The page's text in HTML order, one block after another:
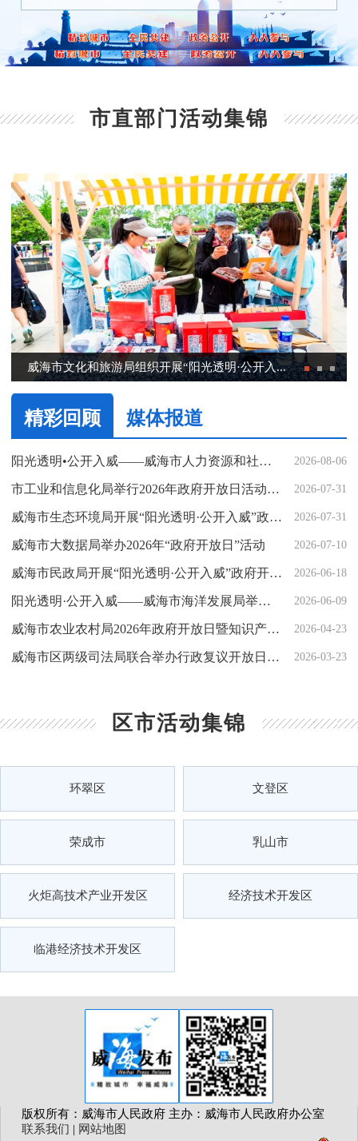
【2026.7.29上午 9：30】 威海市工业
和信息化局2026年“政府开放日”活动
0631-5220988
无线电科普与法规宣传
市直部门活动集锦
威海市文化和旅游局组织开展“阳光透明·公开入...
精彩回顾 媒体报道
意见征集与反馈 更多>
阳光透明•公开入威——威海市人力资源和社会保障局举办2026年政府开放月活动 2026-08-06
市工业和信息化局举行2026年政府开放日活动——“无线电科普与法规宣传” 2026-07-31
威海市生态环境局开展“阳光透明·公开入威”政府开放日活动 2026-07-31
威海市大数据局举办2026年“政府开放日”活动 2026-07-10
威海市民政局开展“阳光透明·公开入威”政府开放日活动 2026-06-18
阳光透明·公开入威——威海市海洋发展局举办2026年“政府开放日”活动 2026-06-09
威海市农业农村局2026年政府开放日暨知识产权宣传周活动成功举办 2026-04-23
威海市区两级司法局联合举办行政复议开放日暨“法治风控护威企”活动 2026-03-23
区市活动集锦
环翠区 文登区
荣成市 乳山市
火炬高技术产业开发区 经济技术开发区
临港经济技术开发区
版权所有：威海市人民政府 主办：威海市人民政府办公室
联系我们 | 网站地图